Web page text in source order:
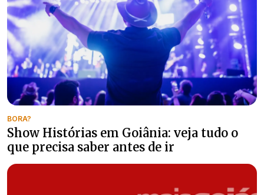
BORA?
Show Histórias em Goiânia: veja tudo o
que precisa saber antes de ir